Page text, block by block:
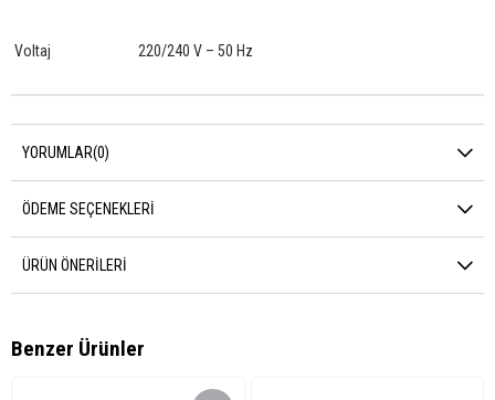
Voltaj 220/240 V – 50 Hz
YORUMLAR(0)
ÖDEME SEÇENEKLERI
ÜRÜN ÖNERILERI
Benzer Ürünler